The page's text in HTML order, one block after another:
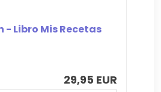
- Libro Mis Recetas
29,95 EUR